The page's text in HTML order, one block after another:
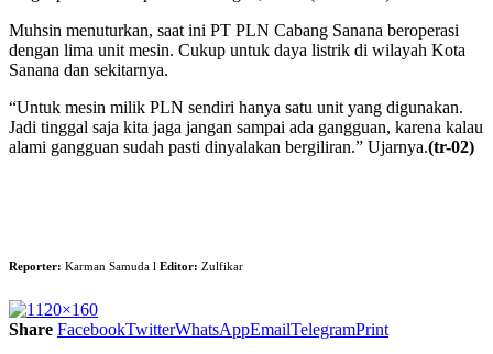
Muhsin menuturkan, saat ini PT PLN Cabang Sanana beroperasi
dengan lima unit mesin. Cukup untuk daya listrik di wilayah Kota
Sanana dan sekitarnya.
“Untuk mesin milik PLN sendiri hanya satu unit yang digunakan.
Jadi tinggal saja kita jaga jangan sampai ada gangguan, karena kalau
alami gangguan sudah pasti dinyalakan bergiliran.” Ujarnya.(tr-02)
Reporter: Karman Samuda l Editor: Zulfikar
Share FacebookTwitterWhatsAppEmailTelegramPrint